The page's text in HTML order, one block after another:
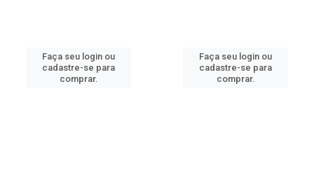
Faça seu login ou
cadastre-se para
comprar.
Faça seu login ou
cadastre-se para
comprar.